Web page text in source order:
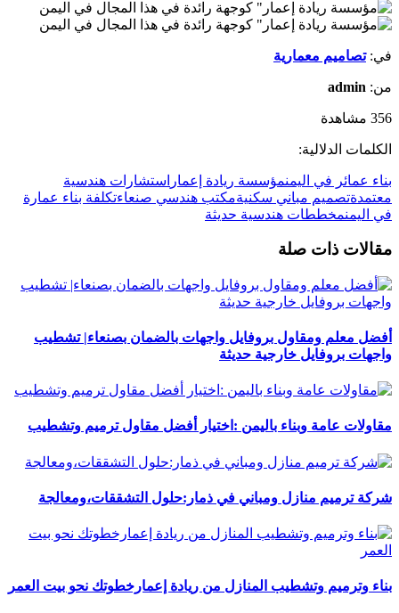
في:تصاميم معمارية
من: admin
356 مشاهدة
الكلمات الدلالية:
بناء عمائر في اليمنمؤسسة ريادة إعمار استشارات هندسية
معتمدةتصميم مباني سكنيةمكتب هندسي صنعاءتكلفة بناء عمارة
في اليمنمخططات هندسية حديثة
مقالات ذات صلة
أفضل معلم ومقاول بروفايل واجهات بالضمان بصنعاء| تشطيب
واجهات بروفايل خارجية حديثة
مقاولات عامة وبناء باليمن :اختيار أفضل مقاول ترميم وتشطيب
​شركة ترميم منازل ومباني في ذمار:حلول التشققات،ومعالجة
بناء وترميم وتشطيب المنازل من ريادة إعمارخطوتك نحو بيت العمر